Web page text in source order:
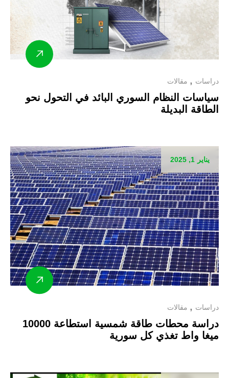
دراسات مقالات
سياسات النظام السوري البائد في التحول نحو
الطاقة البديلة
يناير 1, 2025
دراسات مقالات
دراسة محطات طاقة شمسية استطاعة 10000
ميغا واط تغذي كل سورية